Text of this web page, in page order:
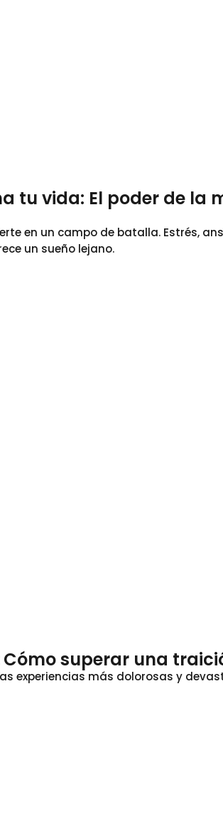
tu vida: El poder de la
en un campo de batalla. Estrés,
un sueño lejano.
superar una
experiencias más dolorosas y